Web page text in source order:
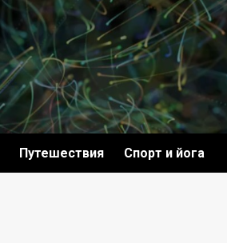
Путешествия Спорт и йога